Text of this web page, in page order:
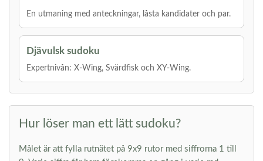
En utmaning med anteckningar, låsta kandidater och par.
Djävulsk sudoku
Expertnivån: X-Wing, Svärdfisk och XY-Wing.
Hur löser man ett lätt sudoku?
Målet är att fylla rutnätet på 9x9 rutor med siffrorna 1 till